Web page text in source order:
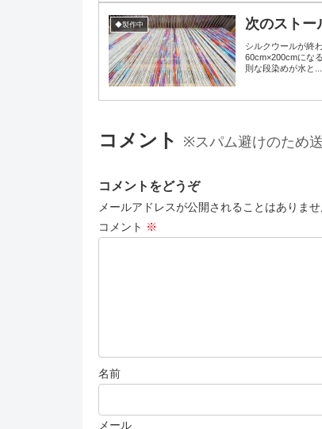
◆製作中 次のストー
シルクウールが終
60cm×200cmにな
則な段染めが水と...
コメント ※スパム避けのため
コメントをどうぞ
メールアドレスが公開されることはありませ
コメント ※
名前
メール